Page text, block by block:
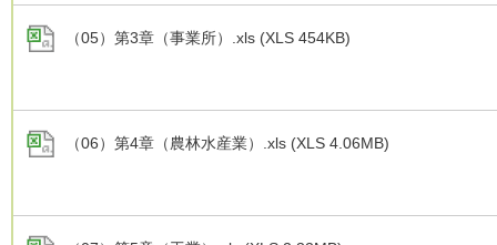
（05）第3章（事業所）.xls (XLS 454KB)
（06）第4章（農林水産業）.xls (XLS 4.06MB)